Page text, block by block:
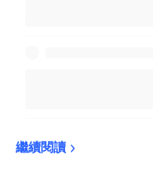
繼續閱讀